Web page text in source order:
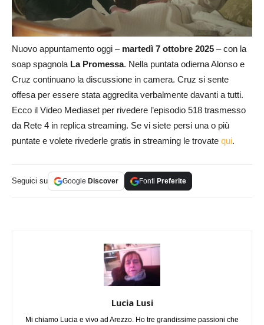
Nuovo appuntamento oggi – martedì 7 ottobre 2025 – con la
soap spagnola La Promessa. Nella puntata odierna Alonso e
Cruz continuano la discussione in camera. Cruz si sente
offesa per essere stata aggredita verbalmente davanti a tutti.
Ecco il Video Mediaset per rivedere l’episodio 518 trasmesso
da Rete 4 in replica streaming. Se vi siete persi una o più
puntate e volete rivederle gratis in streaming le trovate qui.
Seguici su Google Discover Fonti Preferite
Lucia Lusi
Mi chiamo Lucia e vivo ad Arezzo. Ho tre grandissime passioni che